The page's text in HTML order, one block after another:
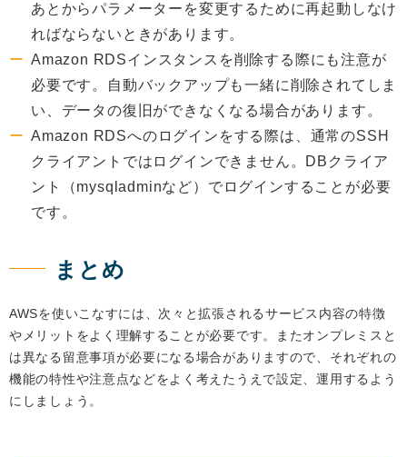
あとからパラメーターを変更するために再起動しなけ
ればならないときがあります。
Amazon RDSインスタンスを削除する際にも注意が
必要です。自動バックアップも一緒に削除されてしま
い、データの復旧ができなくなる場合があります。
Amazon RDSへのログインをする際は、通常のSSH
クライアントではログインできません。DBクライア
ント（mysqladminなど）でログインすることが必要
です。
まとめ
AWSを使いこなすには、次々と拡張されるサービス内容の特徴
やメリットをよく理解することが必要です。またオンプレミスと
は異なる留意事項が必要になる場合がありますので、それぞれの
機能の特性や注意点などをよく考えたうえで設定、運用するよう
にしましょう。